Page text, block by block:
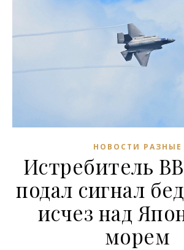
НОВОСТИ РАЗНЫЕ
Истребитель
подал сигнал
исчез над
морем